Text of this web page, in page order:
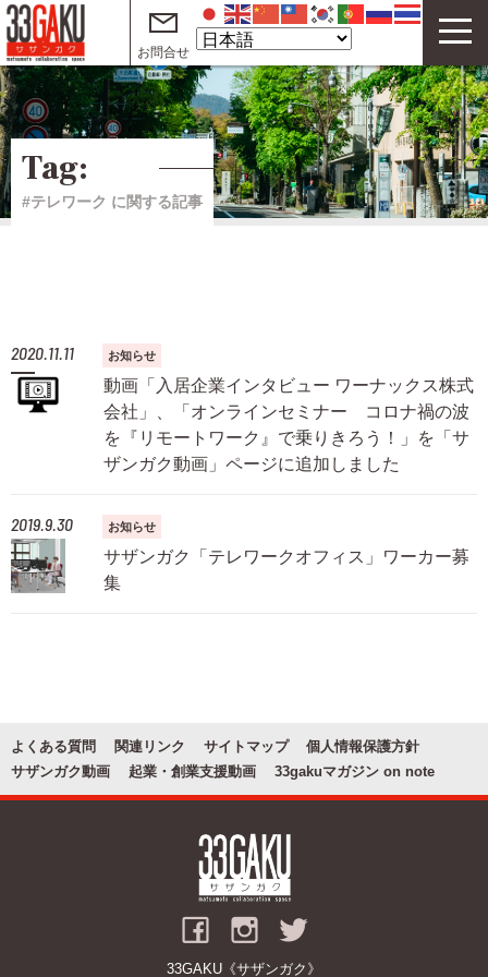
33GAKUについて
コワーキングスペース
サテライトオフィス
起業・創業支援動画 on YouTube
お問い合わせ
関連リンク
お問合せ
Tag:
#テレワーク に関する記事
2020.11.11 お知らせ
動画「入居企業インタビュー ワーナックス株式
会社」、「オンラインセミナー コロナ禍の波
を『リモートワーク』で乗りきろう！」を「サ
ザンガク動画」ページに追加しました
2019.9.30 お知らせ
サザンガク「テレワークオフィス」ワーカー募
集
よくある質問 関連リンク サイトマップ
個人情報保護方針
サザンガク動画
起業・創業支援動画 33gakuマガジン on note
33GAKU《サザンガク》